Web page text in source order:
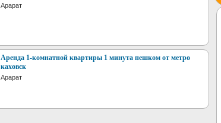
Арарат
Аренда 1-комнатной квартиры 1 минута пешком от метро
каховск
Арарат